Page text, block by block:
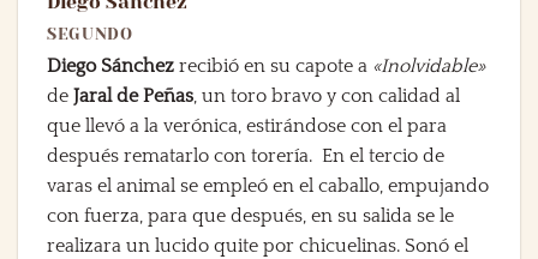
SEGUNDO
Diego Sánchez recibió en su capote a «Inolvidable»
de Jaral de Peñas, un toro bravo y con calidad al
que llevó a la verónica, estirándose con el para
después rematarlo con torería. En el tercio de
varas el animal se empleó en el caballo, empujando
con fuerza, para que después, en su salida se le
realizara un lucido quite por chicuelinas. Sonó el